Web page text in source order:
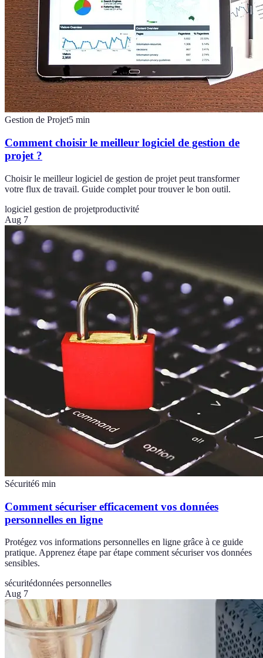
Gestion de Projet5 min
Comment choisir le meilleur logiciel de gestion de
projet ?
Choisir le meilleur logiciel de gestion de projet peut transformer
votre flux de travail. Guide complet pour trouver le bon outil.
logiciel gestion de projetproductivité
Aug 7
Sécurité6 min
Comment sécuriser efficacement vos données
personnelles en ligne
Protégez vos informations personnelles en ligne grâce à ce guide
pratique. Apprenez étape par étape comment sécuriser vos données
sensibles.
sécuritédonnées personnelles
Aug 7